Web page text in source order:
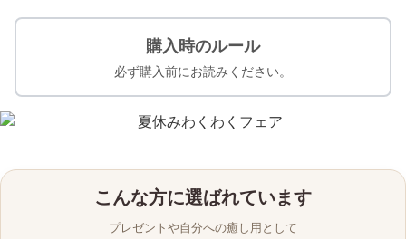
購入時のルール
必ず購入前にお読みください。
こんな方に選ばれています
プレゼントや自分への癒し用として